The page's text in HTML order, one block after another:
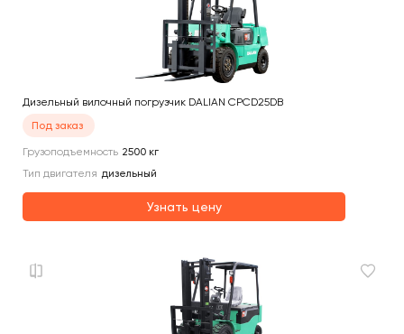
Дизельный вилочный погрузчик DALIAN CPCD25DB
Под заказ
Грузоподъемность 2500 кг
Тип двигателя дизельный
Узнать цену